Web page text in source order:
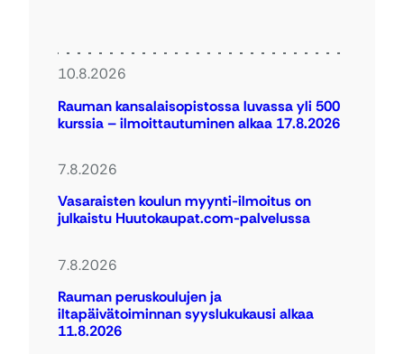
10.8.2026
Rauman kansalaisopistossa luvassa yli 500
kurssia – ilmoittautuminen alkaa 17.8.2026
7.8.2026
Vasaraisten koulun myynti-ilmoitus on
julkaistu Huutokaupat.com-palvelussa
7.8.2026
Rauman peruskoulujen ja
iltapäivätoiminnan syyslukukausi alkaa
11.8.2026